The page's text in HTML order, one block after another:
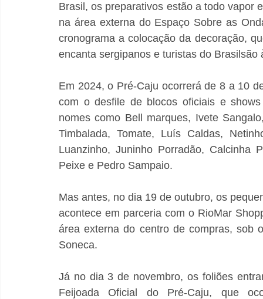
Brasil, os preparativos estão a todo vapor
na área externa do Espaço Sobre as
cronograma a colocação da decoração,
encanta sergipanos e turistas do Brasilsão
Em 2024, o Pré-Caju ocorrerá de 8 a 10
com o desfile de blocos oficiais e
nomes como Bell marques, Ivete
Timbalada, Tomate, Luís Caldas,
Luanzinho, Juninho Porradão, Calcinha
Peixe e Pedro Sampaio.
Mas antes, no dia 19 de outubro, os
acontece em parceria com o RioMar
área externa do centro de compras, sob
Soneca.
Já no dia 3 de novembro, os foliões
Feijoada Oficial do Pré-Caju, que